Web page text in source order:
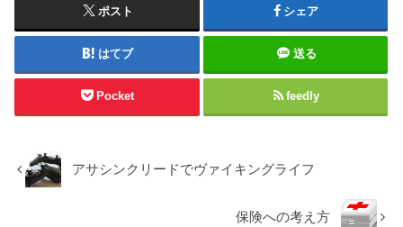
ポスト シェア
はてブ 送る
Pocket feedly
アサシンクリードでヴァイキングライフ
保険への考え方